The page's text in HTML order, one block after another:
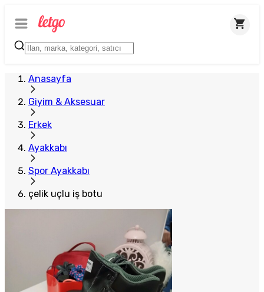
Anasayfa
Giyim & Aksesuar
Erkek
Ayakkabı
Spor Ayakkabı
çelik uçlu iş botu